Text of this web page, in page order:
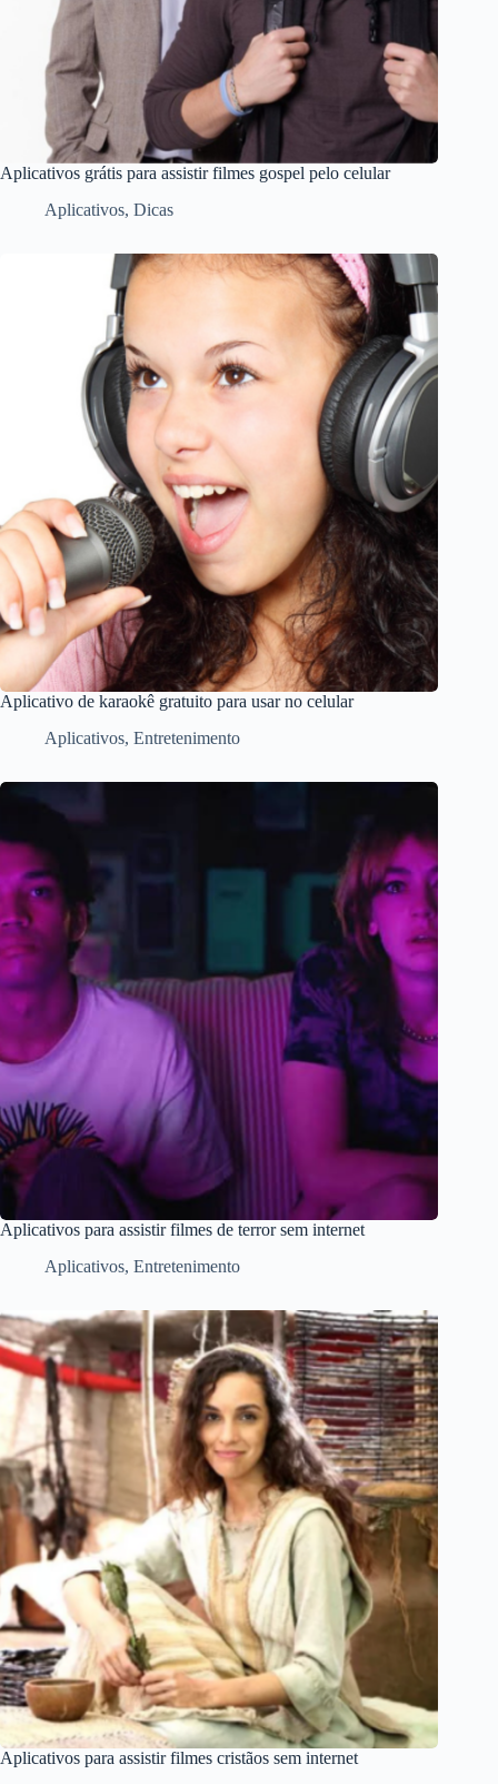
Aplicativos grátis para assistir filmes gospel pelo celular
Aplicativos, Dicas
Aplicativo de karaokê gratuito para usar no celular
Aplicativos, Entretenimento
Aplicativos para assistir filmes de terror sem internet
Aplicativos, Entretenimento
Aplicativos para assistir filmes cristãos sem internet